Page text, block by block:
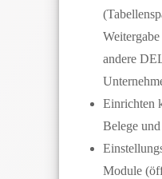
andere
Einrichten
Belege
Module